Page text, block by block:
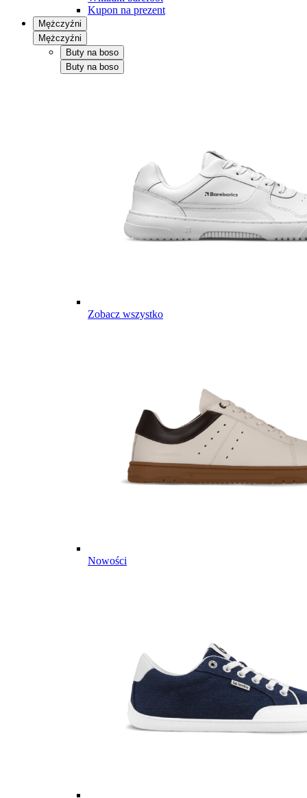
Kupon na prezent
Mężczyźni
Mężczyźni
Buty na boso
Buty na boso
Zobacz wszystko
Nowości